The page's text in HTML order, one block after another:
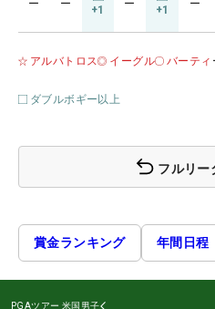
ー ー +1 ー +1 ー
アルバトロス イーグル バーティ
ダブルボギー以上
フルリー
賞金ランキング 年間日程
PGAツアー 米国男子